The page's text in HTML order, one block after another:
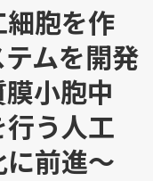
胞を作
ムを開発
小胞中
う人工
前進～